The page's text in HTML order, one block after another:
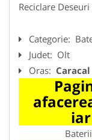
Reciclare Deseuri
Categorie:
Judet: Olt
Oras: Caracal